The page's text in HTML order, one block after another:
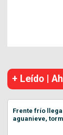
+ Leído |
Frente frío
aguanieve,